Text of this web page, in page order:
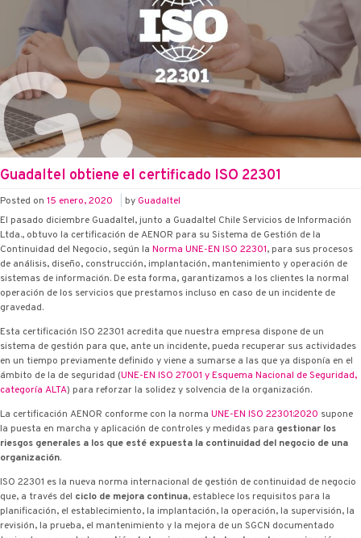
Guadaltel obtiene el certificado ISO 22301
Posted on 15 enero, 2020 by Guadaltel
El pasado diciembre Guadaltel, junto a Guadaltel Chile Servicios de Información
Ltda., obtuvo la certificación de AENOR para su Sistema de Gestión de la
Continuidad del Negocio, según la Norma UNE-EN ISO 22301, para sus procesos
de análisis, diseño, construcción, implantación, mantenimiento y operación de
sistemas de información. De esta forma, garantizamos a los clientes la normal
operación de los servicios que prestamos incluso en caso de un incidente de
gravedad.
Esta certificación ISO 22301 acredita que nuestra empresa dispone de un
sistema de gestión para que, ante un incidente, pueda recuperar sus actividades
en un tiempo previamente definido y viene a sumarse a las que ya disponía en el
ámbito de la de seguridad (UNE-EN ISO 27001 y Esquema Nacional de Seguridad,
categoría ALTA) para reforzar la solidez y solvencia de la organización.
La certificación AENOR conforme con la norma UNE-EN ISO 22301:2020 supone
la puesta en marcha y aplicación de controles y medidas para gestionar los
riesgos generales a los que esté expuesta la continuidad del negocio de una
organización.
ISO 22301 es la nueva norma internacional de gestión de continuidad de negocio
que, a través del ciclo de mejora continua, establece los requisitos para la
planificación, el establecimiento, la implantación, la operación, la supervisión, la
revisión, la prueba, el mantenimiento y la mejora de un SGCN documentado